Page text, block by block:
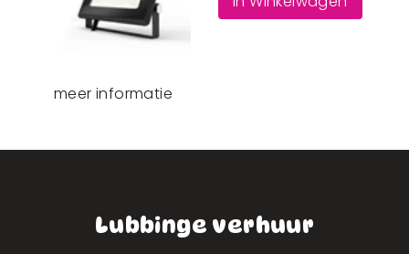
meer informatie
Lubbinge verhuur